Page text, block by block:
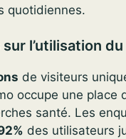
quotidiennes.
l’utilisation
de visiteurs
occupe une place
santé. Les
des utilisateurs